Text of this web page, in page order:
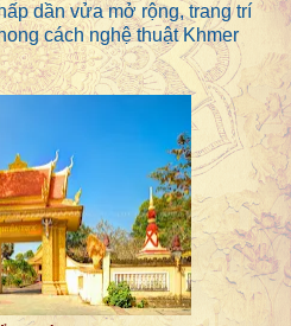
dần vửa mở rộng, trang trí
cách nghệ thuật Khmer